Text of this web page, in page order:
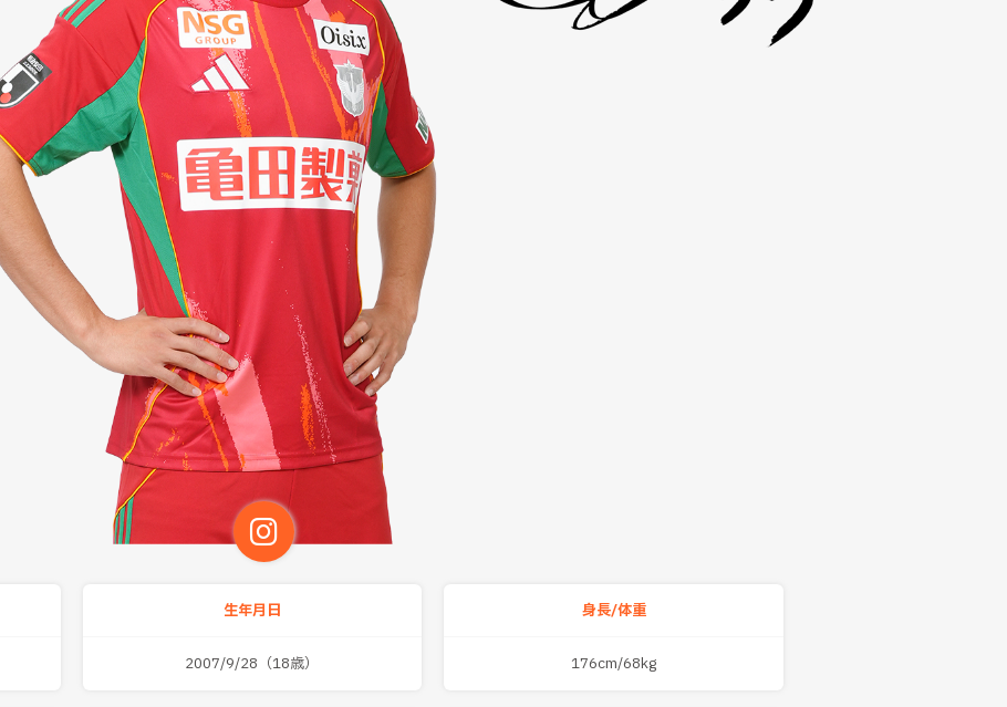
生年月日
2007/9/28（18歳）
身長/体重
176cm/68kg